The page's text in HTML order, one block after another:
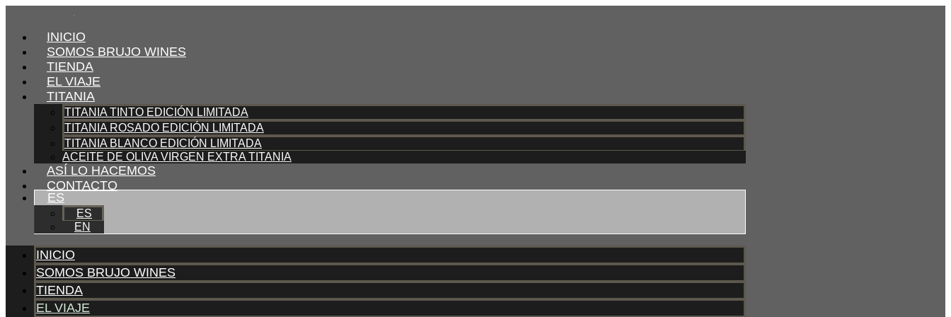
INICIO
SOMOS BRUJO WINES
TIENDA
EL VIAJE
TITANIA
TITANIA TINTO EDICIÓN LIMITADA
TITANIA ROSADO EDICIÓN LIMITADA
TITANIA BLANCO EDICIÓN LIMITADA
ACEITE DE OLIVA VIRGEN EXTRA TITANIA
ASÍ LO HACEMOS
CONTACTO
ES
ES
EN
INICIO
SOMOS BRUJO WINES
TIENDA
EL VIAJE